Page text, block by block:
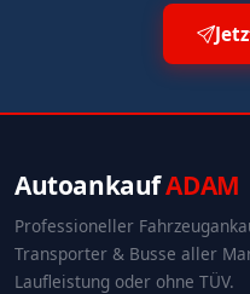
AutoankaufADAM
Professioneller
Transporter & Busse aller
Laufleistung oder ohne TÜV.